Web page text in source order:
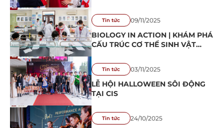
Tin tức 09/11/2025
BIOLOGY IN ACTION | KHÁM PHÁ
CẤU TRÚC CƠ THỂ SINH VẬT
Tin tức 03/11/2025
LỄ HỘI HALLOWEEN SÔI ĐỘNG
TẠI CIS
Tin tức 24/10/2025